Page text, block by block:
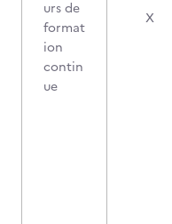
urs de
format
ion
contin
ue
X